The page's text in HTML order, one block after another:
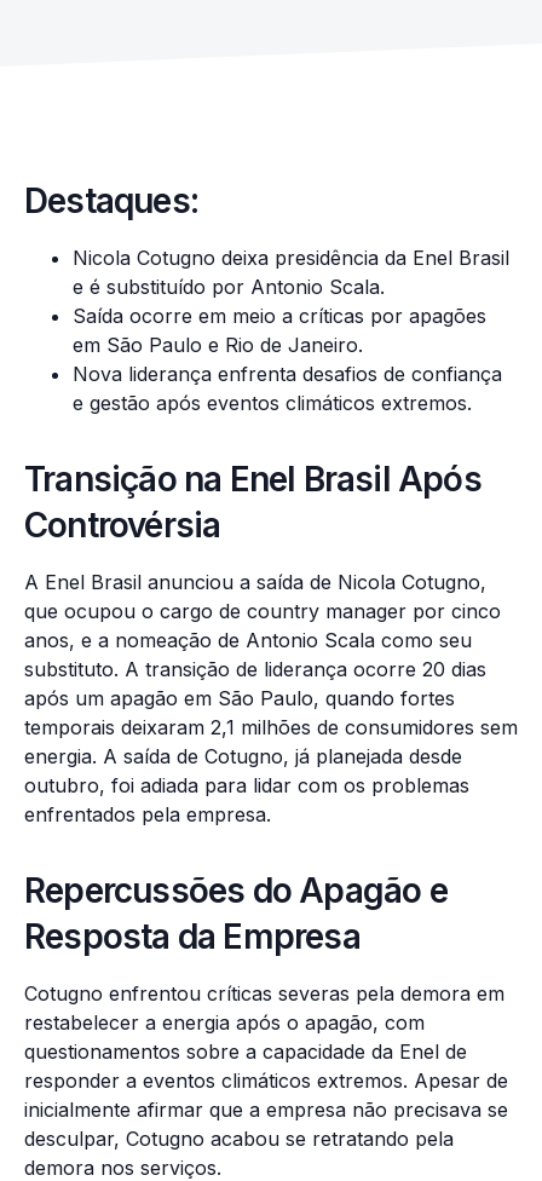
Destaques:
Nicola Cotugno deixa presidência da Enel Brasil
e é substituído por Antonio Scala.
Saída ocorre em meio a críticas por apagões
em São Paulo e Rio de Janeiro.
Nova liderança enfrenta desafios de confiança
e gestão após eventos climáticos extremos.
Transição na Enel Brasil Após
Controvérsia
A Enel Brasil anunciou a saída de Nicola Cotugno,
que ocupou o cargo de country manager por cinco
anos, e a nomeação de Antonio Scala como seu
substituto. A transição de liderança ocorre 20 dias
após um apagão em São Paulo, quando fortes
temporais deixaram 2,1 milhões de consumidores sem
energia. A saída de Cotugno, já planejada desde
outubro, foi adiada para lidar com os problemas
enfrentados pela empresa.
Repercussões do Apagão e
Resposta da Empresa
Cotugno enfrentou críticas severas pela demora em
restabelecer a energia após o apagão, com
questionamentos sobre a capacidade da Enel de
responder a eventos climáticos extremos. Apesar de
inicialmente afirmar que a empresa não precisava se
desculpar, Cotugno acabou se retratando pela
demora nos serviços.